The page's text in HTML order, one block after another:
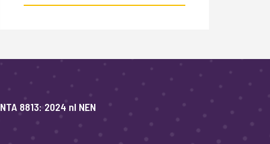
NTA 8813: 2024 nl NEN